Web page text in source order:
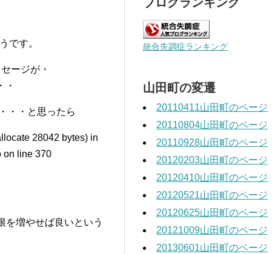
です。
ージが・
・
・・と思ったら
28042 bytes) in
on line 370
増やせば良いという
統合失調症ランキング
山田町の変遷
20110411山田町のページ
20110804山田町のページ
20110928山田町のページ
20120203山田町のページ
20120410山田町のページ
20120521山田町のページ
20120625山田町のページ
20121009山田町のページ
20130601山田町のページ